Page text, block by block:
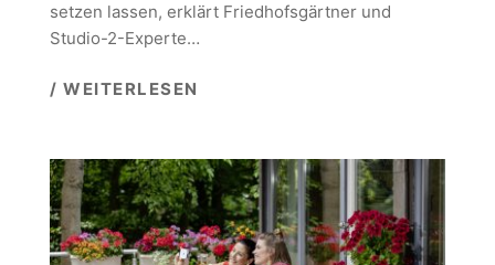
setzen lassen, erklärt Friedhofsgärtner und
Studio-2-Experte…
/ WEITERLESEN